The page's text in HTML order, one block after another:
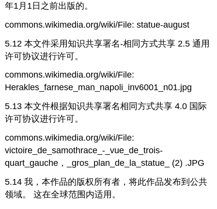
年1月1日之前出版的。
commons.wikimedia.org/wiki/File: statue-august
5.12 本文件采用知识共享署名-相同方式共享 2.5 通用
许可协议进行许可。
commons.wikimedia.org/wiki/File:
Herakles_farnese_man_napoli_inv6001_n01.jpg
5.13 本文件根据知识共享署名相同方式共享 4.0 国际
许可协议进行许可。
commons.wikimedia.org/wiki/File:
victoire_de_samothrace_-_vue_de_trois-
quart_gauche，_gros_plan_de_la_statue_ (2) .JPG
5.14 我，本作品的版权所有者，将此作品发布到公共
领域。 这在全球范围内适用。